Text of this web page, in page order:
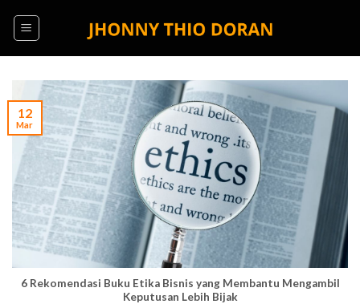
6 Rekomendasi Buku Etika Bisnis yang Membantu Mengambil
Keputusan Lebih Bijak
12
Mar